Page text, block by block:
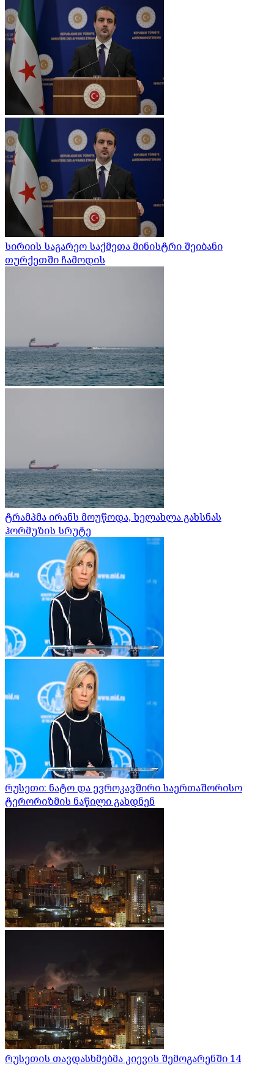
სირიის საგარეო საქმეთა მინისტრი შეიბანი
თურქეთში ჩამოდის
ტრამპმა ირანს მოუწოდა, ხელახლა გახსნას
ჰორმუზის სრუტე
რუსეთი: ნატო და ევროკავშირი საერთაშორისო
ტერორიზმის ნაწილი გახდნენ
რუსეთის თავდასხმებმა კიევის შემოგარენში 14